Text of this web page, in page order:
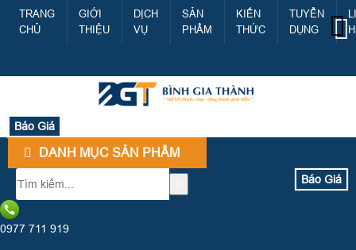
TRANG
CHỦ
GIỚI
THIỆU
DỊCH
VỤ
SẢN
PHẨM
KIẾN
THỨC
TUYỂN
DỤNG
Báo Giá
DANH MỤC SẢN PHẨM
Báo Giá
0977 711 919